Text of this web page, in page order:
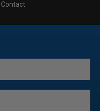
Contact